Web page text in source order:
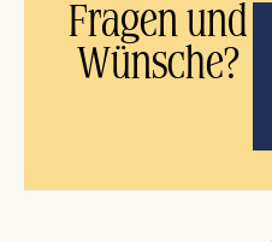
Fragen und
Wünsche?